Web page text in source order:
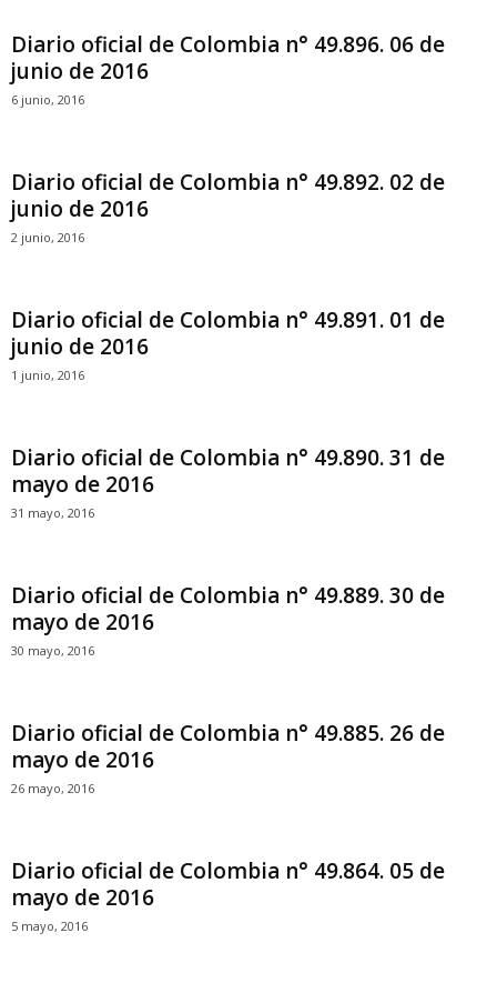
Diario oficial de Colombia n° 49.896. 06 de
junio de 2016
6 junio, 2016
Diario oficial de Colombia n° 49.892. 02 de
junio de 2016
2 junio, 2016
Diario oficial de Colombia n° 49.891. 01 de
junio de 2016
1 junio, 2016
Diario oficial de Colombia n° 49.890. 31 de
mayo de 2016
31 mayo, 2016
Diario oficial de Colombia n° 49.889. 30 de
mayo de 2016
30 mayo, 2016
Diario oficial de Colombia n° 49.885. 26 de
mayo de 2016
26 mayo, 2016
Diario oficial de Colombia n° 49.864. 05 de
mayo de 2016
5 mayo, 2016